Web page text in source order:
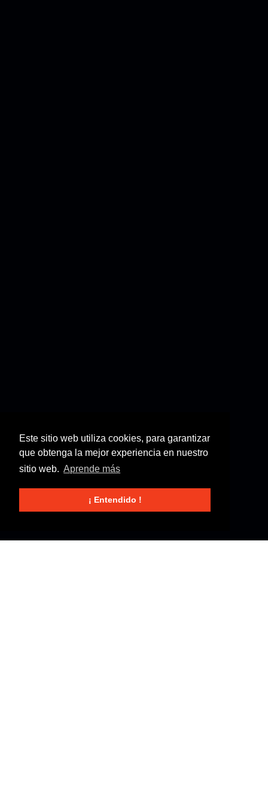
Este sitio web utiliza cookies, para garantizar
que obtenga la mejor experiencia en nuestro
sitio web. Aprende más
¡ Entendido !